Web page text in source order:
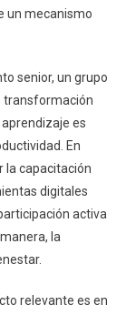
un mecanismo
senior, un grupo
transformación
es
En
la capacitación
digitales
activa
la
relevante es en